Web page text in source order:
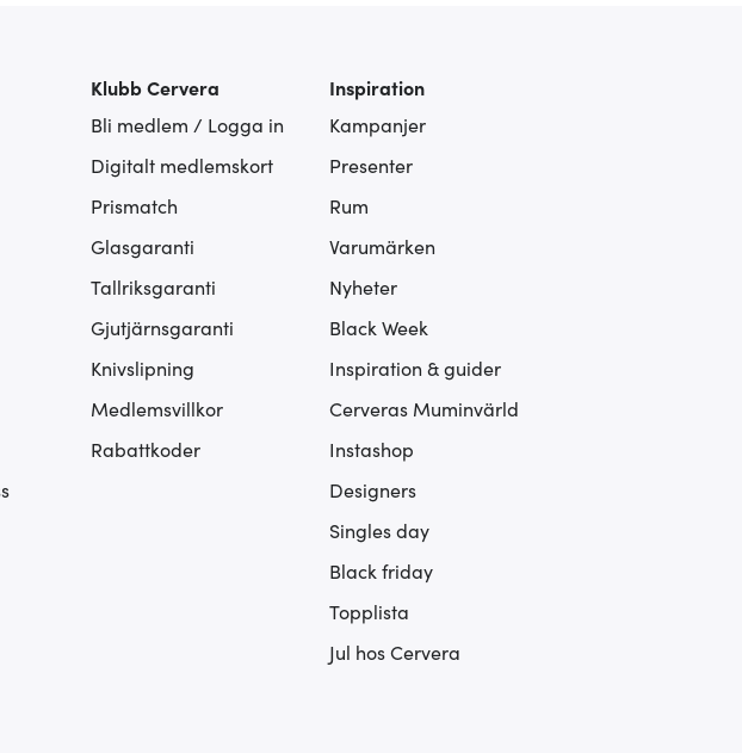
Klubb Cervera
Bli medlem / Logga in
Digitalt medlemskort
Prismatch
Glasgaranti
Tallriksgaranti
Gjutjärnsgaranti
Knivslipning
Medlemsvillkor
Rabattkoder
Inspiration
Kampanjer
Presenter
Rum
Varumärken
Nyheter
Black Week
Inspiration & guider
Cerveras Muminvärld
Instashop
Designers
Singles day
Black friday
Topplista
Jul hos Cervera